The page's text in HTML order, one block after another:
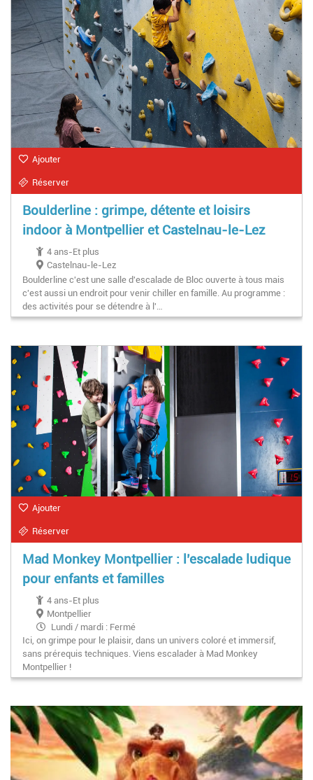
Ajouter
Réserver
Boulderline : grimpe, détente et loisirs
indoor à Montpellier et Castelnau-le-Lez
4 ans-Et plus
Castelnau-le-Lez
Boulderline c'est une salle d'escalade de Bloc ouverte à tous mais
c'est aussi un endroit pour venir chiller en famille. Au programme :
des activités pour se détendre à l'…
Ajouter
Réserver
Mad Monkey Montpellier : l’escalade ludique
pour enfants et familles
4 ans-Et plus
Montpellier
Lundi / mardi : Fermé
Mercredi / Samedi / Dimanche : 10h à 20h
Jeudi / Vendredi : 16h à 20h
Ici, on grimpe pour le plaisir, dans un univers coloré et immersif,
sans prérequis techniques. Viens escalader à Mad Monkey
Montpellier !